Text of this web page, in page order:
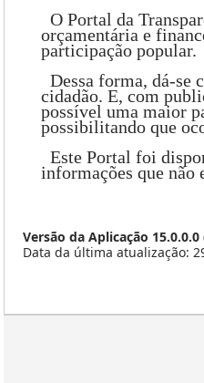
O Portal da
orçamentária e
participação popular.
Dessa forma, dá-se
cidadão. E, com
possível uma maior
possibilitando que
Este Portal foi
informações que não
Versão da Aplicação 15.0.0.0
Data da última atualização: